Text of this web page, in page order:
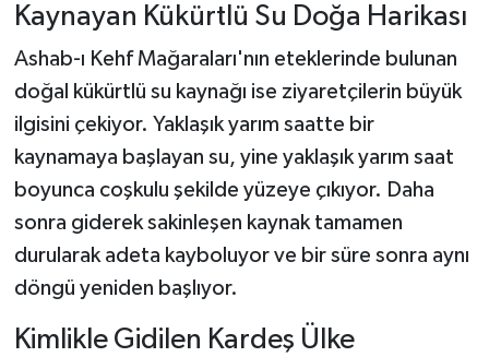
Kaynayan Kükürtlü Su Doğa Harikası
Ashab-ı Kehf Mağaraları'nın eteklerinde bulunan
doğal kükürtlü su kaynağı ise ziyaretçilerin büyük
ilgisini çekiyor. Yaklaşık yarım saatte bir
kaynamaya başlayan su, yine yaklaşık yarım saat
boyunca coşkulu şekilde yüzeye çıkıyor. Daha
sonra giderek sakinleşen kaynak tamamen
durularak adeta kayboluyor ve bir süre sonra aynı
döngü yeniden başlıyor.
Kimlikle Gidilen Kardeş Ülke